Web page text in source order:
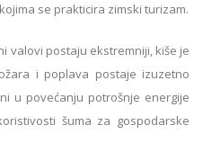
se prakticira zimski turizam.
valovi postaju ekstremniji, kiše je
i poplava postaje izuzetno
u povećanju potrošnje energije
šuma za gospodarske